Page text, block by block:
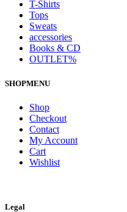
T-Shirts
Tops
Sweats
accessories
Books & CD
OUTLET%
SHOPMENU
Shop
Checkout
Contact
My Account
Cart
Wishlist
Legal